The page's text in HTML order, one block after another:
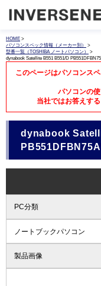
HOME >
パソコンスペック情報（メーカー別）
>
型番一覧（TOSHIBA ノートパソコン）
>
dynabook Satellite B551 B551/D
このページはパソコンス
パソコンの
当社ではお答えす
dynabook
PC分類
ノートブックパソコン
製品画像